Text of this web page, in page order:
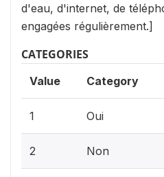
d'eau, d'internet, de
engagées régulièrement.]
CATEGORIES
Value Category
1 Oui
2 Non